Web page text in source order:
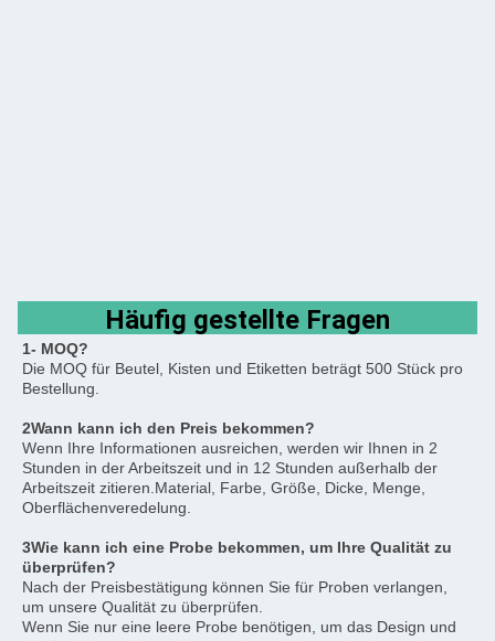
Häufig gestellte Fragen
1- MOQ?
Die MOQ für Beutel, Kisten und Etiketten beträgt 500 Stück pro
Bestellung.
2Wann kann ich den Preis bekommen?
Wenn Ihre Informationen ausreichen, werden wir Ihnen in 2
Stunden in der Arbeitszeit und in 12 Stunden außerhalb der
Arbeitszeit zitieren.Material, Farbe, Größe, Dicke, Menge,
Oberflächenveredelung.
3Wie kann ich eine Probe bekommen, um Ihre Qualität zu
überprüfen?
Nach der Preisbestätigung können Sie für Proben verlangen,
um unsere Qualität zu überprüfen.
Wenn Sie nur eine leere Probe benötigen, um das Design und